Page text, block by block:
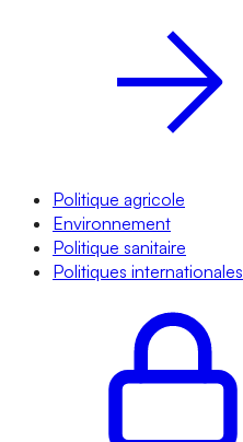
Politique agricole
Environnement
Politique sanitaire
Politiques internationales